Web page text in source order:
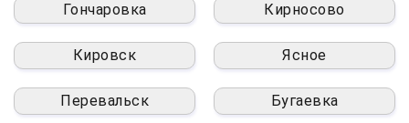
Гончаровка Кирносово
Кировск Ясное
Перевальск Бугаевка